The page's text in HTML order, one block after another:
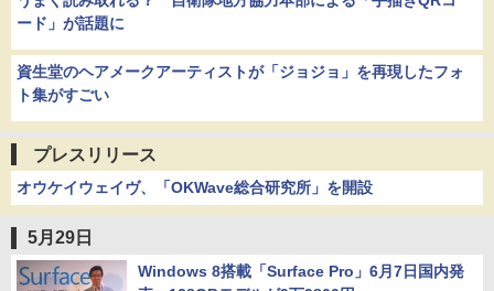
ード」が話題に
資生堂のヘアメークアーティストが「ジョジョ」を再現したフォ
ト集がすごい
プレスリリース
オウケイウェイヴ、「OKWave総合研究所」を開設
5月29日
Windows 8搭載「Surface Pro」6月7日国内発